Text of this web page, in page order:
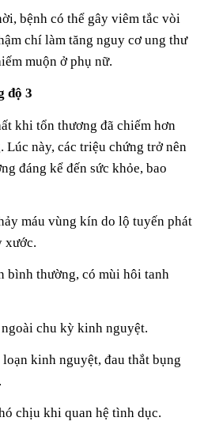
bệnh có thể gây viêm tắc vòi
chí làm tăng nguy cơ ung thư
muộn ở phụ nữ.
độ 3
khi tổn thương đã chiếm hơn
Lúc này, các triệu chứng trở nên
đáng kể đến sức khỏe, bao
máu vùng kín do lộ tuyến phát
xước.
bình thường, có mùi hôi tanh
chu kỳ kinh nguyệt.
kinh nguyệt, đau thắt bụng
chịu khi quan hệ tình dục.